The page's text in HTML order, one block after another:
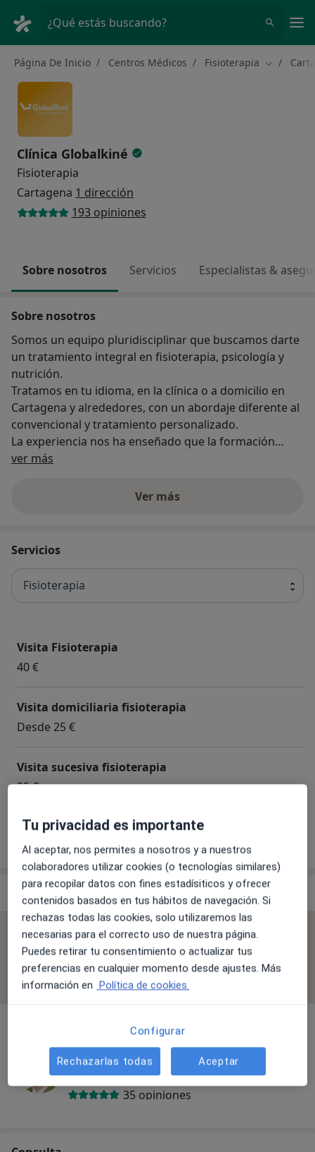
¿Qué estás buscando?
Página De Inicio Centros Médicos Fisioterapia Cambiar
Clínica Globalkiné
Fisioterapia
Cartagena 1 dirección
193 opiniones
Sobre nosotros Servicios Especialistas &
Sobre nosotros
Somos un equipo pluridisciplinar que buscamos darte
un tratamiento integral en fisioterapia, psicología y
nutrición.
Tratamos en tu idioma, en la clínica o a domicilio en
Cartagena y alrededores, con un abordaje diferente al
convencional y tratamiento personalizado.
La experiencia nos ha enseñado que la formación
continuada es imprescindible para poder realizar un
varían de 45 minutos a una hora y siempre con la
domicilio, con trabajo de tipo manual y/o con la
participación activa por parte del paciente. No usamos
expertos en Clases de Pilates, Método Mézières,
Terapia Manual Funcional y Punción Seca.
técnica, pero si tienes cualquier duda puedes
contactar con nosotros sin compromiso y estaremos
encantados de atenderte.
ver más
Ver más
Servicios
Fisioterapia
Visita Fisioterapia
40 €
Visita domiciliaria fisioterapia
Desde 25 €
Visita sucesiva fisioterapia
35 €
¿Cómo funcionan los precios?
Especialistas & aseguradoras
No se aceptan aseguradoras
Todos los especialistas de esta clínica solo aceptan
pacientes privados.
José Miguel Gracia Pérez
Dietista Nutricionista
35 opiniones
Tu privacidad es importante
Al aceptar, nos permites a nosotros y a nuestros
colaboradores utilizar cookies (o tecnologías similares)
para recopilar datos con fines estadísiticos y ofrecer
contenidos basados en tus hábitos de navegación. Si
rechazas todas las cookies, solo utilizaremos las
necesarias para el correcto uso de nuestra página.
Puedes retirar tu consentimiento o actualizar tus
preferencias en cualquier momento desde ajustes. Más
información en Política de cookies.
Configurar
Rechazarlas todas Aceptar